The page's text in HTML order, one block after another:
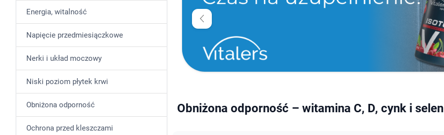
Energia, witalność
Napięcie przedmiesiączkowe
Nerki i układ moczowy
Niski poziom płytek krwi
Obniżona odporność
Ochrona przed kleszczami
Obniżona odporność – witamina C, D, cynk i selen